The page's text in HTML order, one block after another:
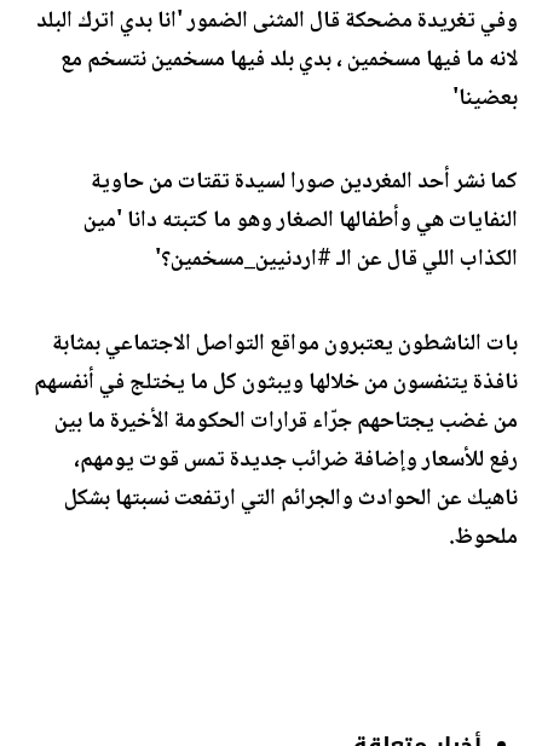
وفي تغريدة مضحكة قال المثنى الضمور 'انا بدي اترك البلد
لانه ما فيها مسخمين ، بدي بلد فيها مسخمين نتسخم مع
بعضينا'
كما نشر أحد المغردين صورا لسيدة تقتات من حاوية
النفايات هي وأطفالها الصغار وهو ما كتبته دانا 'مين
الكذاب اللي قال عن الـ #اردنيين_مسخمين؟'
بات الناشطون يعتبرون مواقع التواصل الاجتماعي بمثابة
نافذة يتنفسون من خلالها ويبثون كل ما يختلج في أنفسهم
من غضب يجتاحهم جرّاء قرارات الحكومة الأخيرة ما بين
رفع للأسعار وإضافة ضرائب جديدة تمس قوت يومهم،
ناهيك عن الحوادث والجرائم التي ارتفعت نسبتها بشكل
ملحوظ.